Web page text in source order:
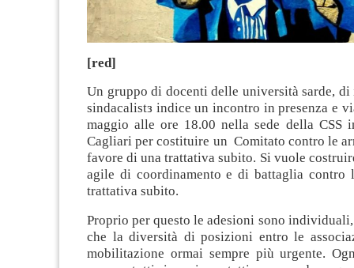
[red]
Un gruppo di docenti delle università sarde,
sindacalistз indice un incontro in presenza e
maggio alle ore 18.00 nella sede della CSS
Cagliari per costituire un Comitato contro le
favore di una trattativa subito. Si vuole
agile di coordinamento e di battaglia contro
trattativa subito.
Proprio per questo le adesioni sono
che la diversità di posizioni entro le
mobilitazione ormai sempre più urgente.